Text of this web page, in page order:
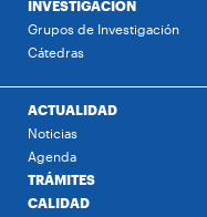
INVESTIGACIÓN
Grupos de Investigación
Cátedras
ACTUALIDAD
Noticias
Agenda
TRÁMITES
CALIDAD